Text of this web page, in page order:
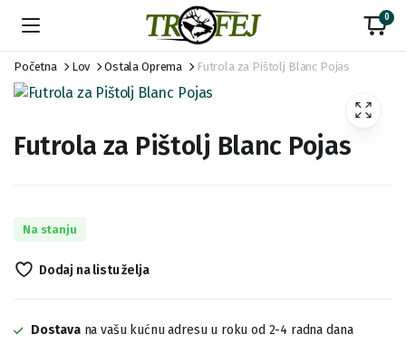
0
Početna Lov Ostala Oprema Futrola za Pištolj Blanc Pojas
Futrola za Pištolj Blanc Pojas
Na stanju
Dodaj na listu želja
Dostavana vašu kućnu adresu u roku od 2-4 radna dana